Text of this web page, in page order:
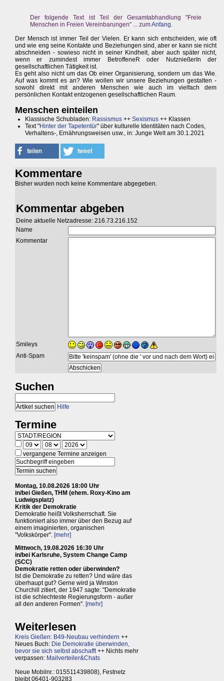
Der folgende Text ist Teil der Gesamtabhandlung "Freie
Menschen in Freien Vereinbarungen" ... zumAnfang
Der Mensch ist immer Teil der Vielen. Er kann sich entscheiden, wie oft
und wie eng seine Kontakte und Beziehungen sind, aber er kann sie nicht
abschneiden - sowieso nicht in seiner Kindheit, aber auch später nicht,
wenn er zumindest immer BetroffeneR oder NutznießerIn der
gesellschaftlichen Tätigkeit ist.
Es geht also nicht um das Ob einer Organisierung, sondern um das Wie.
Auf was kommt es an? Wie wollen wir unsere Beziehungen gestalten -
sowohl direkt mit anderen Menschen wie auch im vielfach dem
persönlichen Kontakt entzogenen gesellschaftlichen Raum.
Menschen einteilen
Klassische Schubladen: Rassismus ++ Sexismus ++ Klassen
Text "Hinter der Tapetentür" über kulturelle Identitäten nach Codes,
Verhaltens-, Ernährungsweisen usw., in: Junge Welt am 30.1.2021
Kommentare
Bisher wurden noch keine Kommentare abgegeben.
Kommentar abgeben
Deine aktuelle Netzadresse: 216.73.216.152
Name
Kommentar
Smileys
Anti-Spam
Suchen
Hilfe
Termine
vergangene Termine anzeigen
Montag, 10.08.2026 18:00 Uhr
in/bei Gießen, THM (ehem. Roxy-Kino am
Ludwigsplatz)
Kritik der Demokratie
Demokratie heißt Volksherrschaft. Sie
funktioniert also immer über den Bezug auf
einem imaginierten, organischen
"Volkskörper". [mehr]
Mittwoch, 19.08.2026 16:30 Uhr
in/bei Karlsruhe, System Change Camp
(SCC)
Demokratie retten oder überwinden?
Ist die Demokratie zu retten? Und wäre das
überhaupt gut? Gerne wird ja Winston
Churchill zitiert, der 1947 sagte: "Demokratie
ist die schlechteste Regierungsform - außer
all den anderen Formen". [mehr]
Weiterlesen
Kreis Gießen: B49-Neubau verhindern ++
Neues Buch: Die Demokratie überwinden,
bevor sie sich selbst abschafft++ Nichts mehr
verpassen: Mailverteiler&Chats
Neue Mobilnr.: 015511439808), Festnetz
bleibt 06401-903283